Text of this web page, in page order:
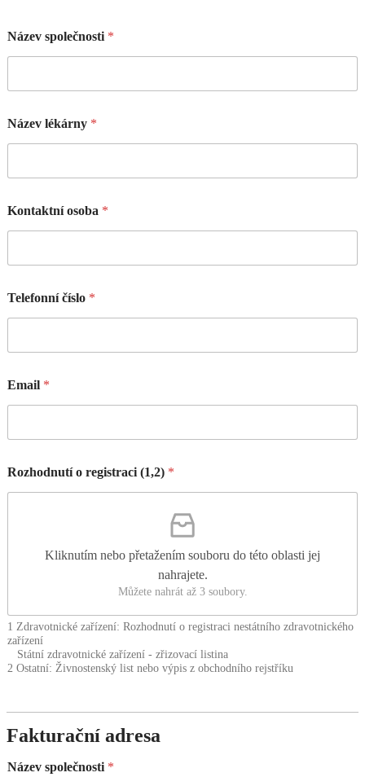
Název společnosti *
Název lékárny *
Kontaktní osoba *
Telefonní číslo *
Email *
Rozhodnutí o registraci (1,2) *
Kliknutím nebo přetažením souboru do této oblasti jej
nahrajete.
Můžete nahrát až 3 soubory.
1 Zdravotnické zařízení: Rozhodnutí o registraci nestátního zdravotnického
zařízení
Státní zdravotnické zařízení - zřizovací listina
2 Ostatní: Živnostenský list nebo výpis z obchodního rejstříku
Fakturační adresa
Název společnosti *